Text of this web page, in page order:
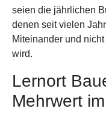
seien die jährlichen
denen seit vielen
Miteinander und
wird.
Lernort
Mehrwert